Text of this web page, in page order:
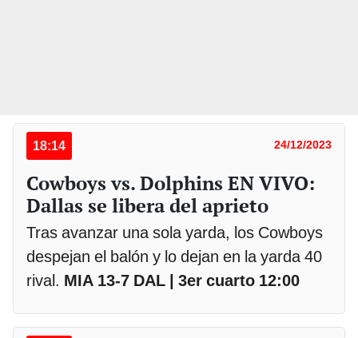
18:14 24/12/2023
Cowboys vs. Dolphins EN VIVO:
Dallas se libera del aprieto
Tras avanzar una sola yarda, los Cowboys
despejan el balón y lo dejan en la yarda 40
rival. MIA 13-7 DAL | 3er cuarto 12:00